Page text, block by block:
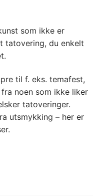
som ikke er
tatovering, du enkelt
til f. eks. temafest,
noen som ikke liker
tatoveringer.
utsmykking – her er